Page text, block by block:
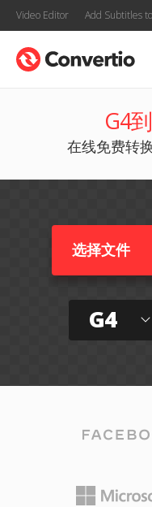
Video Editor Add Subtitles
G4
在线免费转
选择文件
G4